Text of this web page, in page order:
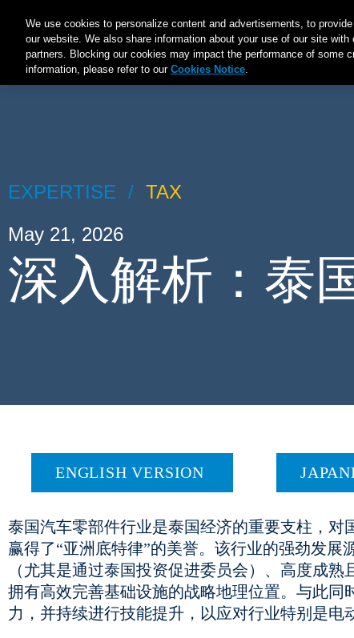
Main
navigation
ABOUT A&M EXPERTISE INDUSTRIES
EXPERTISE
TAX
May 21, 2026
深入解析：泰
ENGLISH VERSION
泰国汽车零部件行业是泰国经济的重要支柱，对
赢得了“亚洲底特律”的美誉。该行业的强劲发
（尤其是通过泰国投资促进委员会）、高度成
拥有高效完善基础设施的战略地理位置。与此
力，并持续进行技能提升，以应对行业特别是电
We use cookies to personalize content and advertisements, to
our website. We also share information about your use of our site
partners. Blocking our cookies may impact the performance of some
information, please refer to our Cookies Notice.